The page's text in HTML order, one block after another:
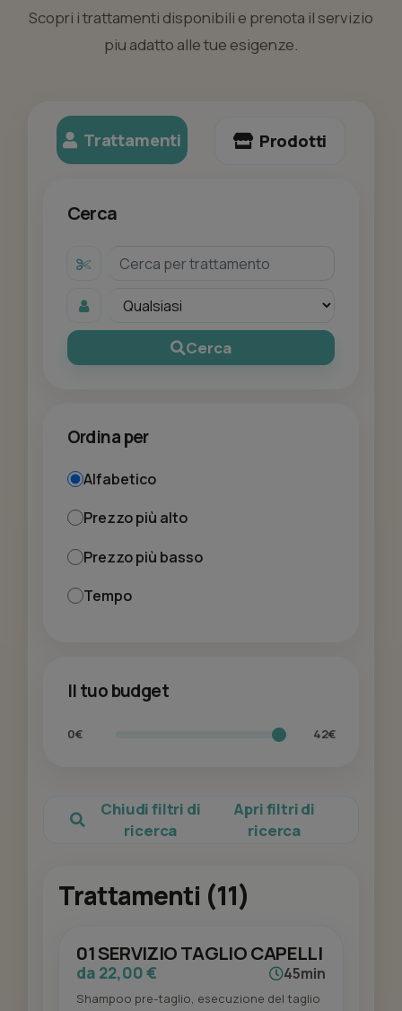
Scopri i trattamenti disponibili e prenota il servizio
piu adatto alle tue esigenze.
Trattamenti Prodotti
Cerca
Cerca
Ordina per
Alfabetico
Prezzo più alto
Prezzo più basso
Tempo
Il tuo budget
0€ 42€
Chiudi filtri di
ricerca
Apri filtri di
ricerca
Trattamenti (11)
01 SERVIZIO TAGLIO CAPELLI
da 22,00 € 45min
Shampoo pre-taglio, esecuzione del taglio